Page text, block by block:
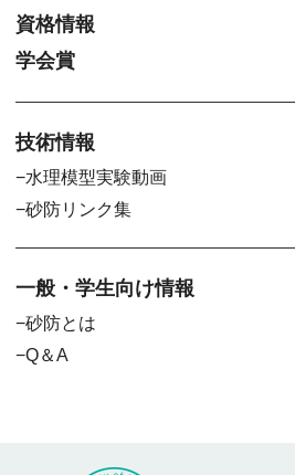
資格情報
学会賞
技術情報
水理模型実験動画
砂防リンク集
一般・学生向け情報
砂防とは
Q＆A